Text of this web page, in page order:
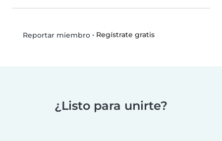
Reportar miembro• Regístrate gratis
¿Listo para unirte?